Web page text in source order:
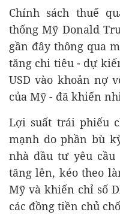
Chính sách thuế
thống Mỹ Donald
gần đây thông qua
tăng chi tiêu - dự
USD vào khoản nợ
của Mỹ - đã khiến
Lợi suất trái phiếu
mạnh do phần bù
nhà đầu tư yêu
tăng lên, kéo theo
Mỹ và khiến chỉ số
các đồng tiền chủ